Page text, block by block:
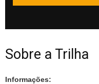
Sobre a Trilha
Informações: